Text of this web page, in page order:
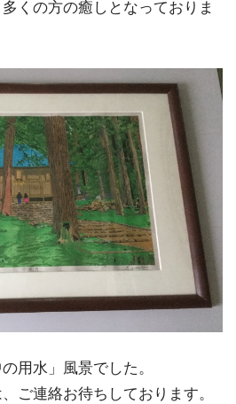
くの方の癒しとなっておりま
用水」風景でした。
ご連絡お待ちしております。